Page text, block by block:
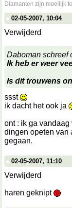
Diamanten zijn moeilijk
02-05-2007, 10:04
Verwijderd
Daboman schreef
Ik heb er weer
Is dit trouwens
ssst
ik dacht het ook ja
ont : ik ga
dingen opeten van
gegaan.
02-05-2007, 11:10
Verwijderd
haren geknipt